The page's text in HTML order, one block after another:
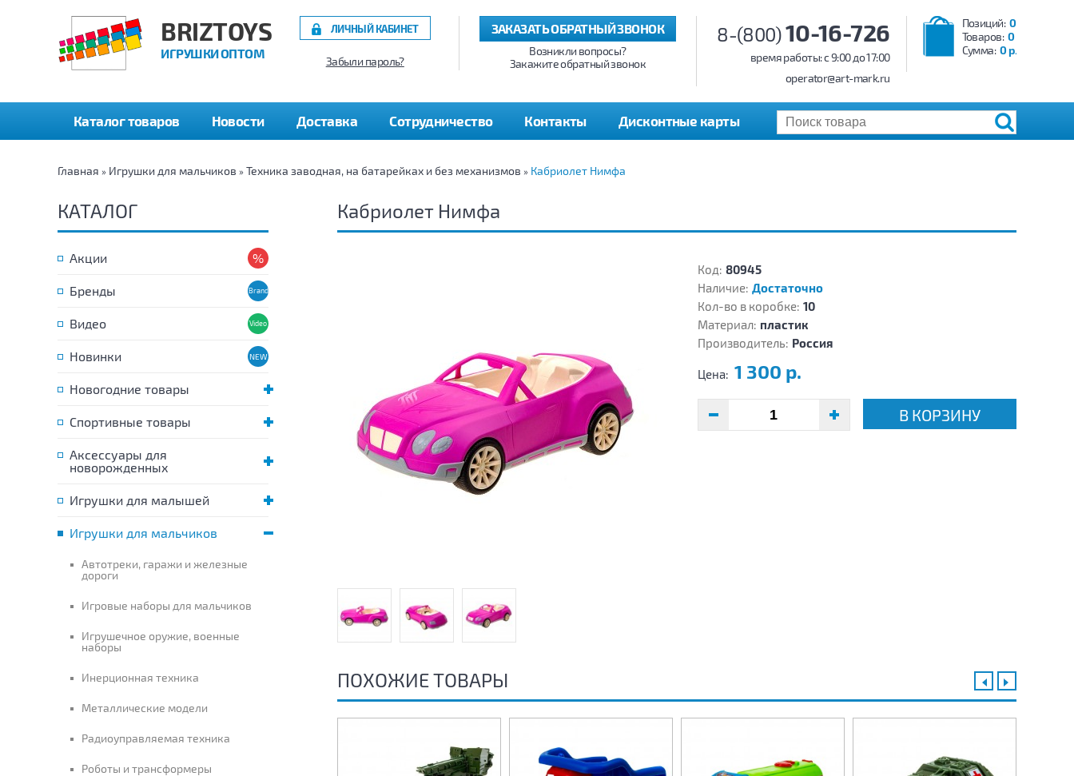
BRIZTOYS
ИГРУШКИ ОПТОМ
Позиций: 0
Товаров: 0
Сумма: 0 р.
8-(800)10-16-726
время работы: c 9:00 до 17:00
operator@art-mark.ru
ЗАКАЗАТЬ ОБРАТНЫЙ ЗВОНОК
Возникли вопросы?
Закажите обратный звонок
ЛИЧНЫЙ КАБИНЕТ
Забыли пароль?
Каталог товаров Новости Доставка Сотрудничество Контакты Дисконтные карты
Главная » Игрушки для мальчиков » Техника заводная, на батарейках и без механизмов » Кабриолет Нимфа
КАТАЛОГ
Акции
Бренды
Видео
Новинки
Новогодние товары
Спортивные товары
Аксессуары для
новорожденных
Игрушки для малышей
Игрушки для мальчиков
Автотреки, гаражи и железные
дороги
Игровые наборы для мальчиков
Игрушечное оружие, военные
наборы
Инерционная техника
Металлические модели
Радиоуправляемая техника
Роботы и трансформеры
Кабриолет Нимфа
Код: 80945
Наличие: Достаточно
Кол-во в коробке: 10
Материал: пластик
Производитель: Россия
Цена: 1 300 р.
В КОРЗИНУ
ПОХОЖИЕ ТОВАРЫ